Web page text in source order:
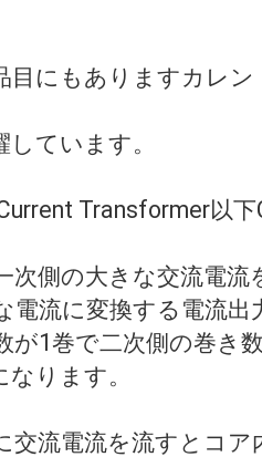
目にもありますカレ
ています。
Transformer以
次側の大きな交流電流
電流に変換する電流出
が1巻で二次側の巻き
ります。
交流電流を流すとコ